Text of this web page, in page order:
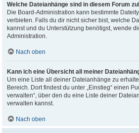
Welche Dateianhänge sind in diesem Forum
Die Board-Administration kann bestimmte
verbieten. Falls du dir nicht sicher bist, welche
kannst und du Unterstützung benötigst, wende
Administration.
Nach oben
Kann ich eine Übersicht all meiner
Um eine Liste all deiner Dateianhänge zu
Bereich. Dort findest du unter „Einstieg“ einen
verwalten“, über den du eine Liste deiner
verwalten kannst.
Nach oben